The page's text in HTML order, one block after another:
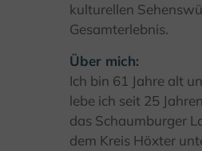
kulturellen
Gesamterlebnis.
Über mich:
Ich bin 61 Jahre alt
lebe ich seit 25
das Schaumburger
dem Kreis Höxter